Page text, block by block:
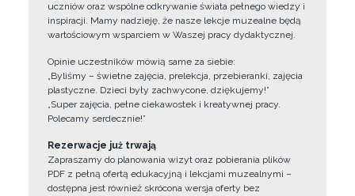
uczniów oraz wspólne odkrywanie świata pełnego wiedzy i
inspiracji. Mamy nadzieję, że nasze lekcje muzealne będą
wartościowym wsparciem w Waszej pracy dydaktycznej.
Opinie uczestników mówią same za siebie:
„Byliśmy – świetne zajęcia, prelekcja, przebieranki, zajęcia
plastyczne. Dzieci były zachwycone, dziękujemy!”
„Super zajęcia, pełne ciekawostek i kreatywnej pracy.
Polecamy serdecznie!”
Rezerwacje już trwają
Zapraszamy do planowania wizyt oraz pobierania plików
PDF z pełną ofertą edukacyjną i lekcjami muzealnymi –
dostępna jest również skrócona wersja oferty bez